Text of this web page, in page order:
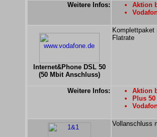
Weitere Infos:
Aktion
Internet&Phone DSL 50
(50 Mbit Anschluss)
Komplettpaket
Flatrate
Weitere Infos:
Aktion
Plus
Vollanschluss